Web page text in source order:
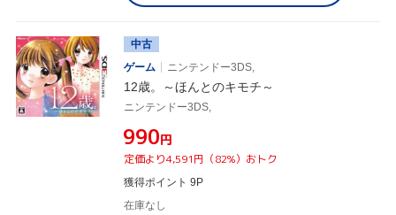
中古
ゲーム
ニンテンドー3DS,
12歳。～ほんとのキモチ～
ニンテンドー3DS,
¥990円
定価より4,591円（82%）おトク
獲得ポイント 9P
在庫なし